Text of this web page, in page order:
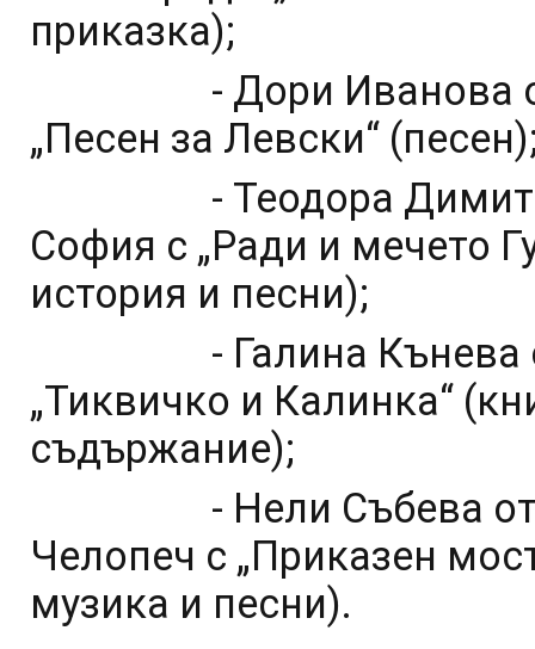
приказка);
- Дори Иванова от
„Песен за Левски“
- Теодора
София с „Ради и мечето
история и песни);
- Галина Кънева от
„Тиквичко и Калинка“
съдържание);
- Нели Събева от ДГ
Челопеч с „Приказен
музика и песни).